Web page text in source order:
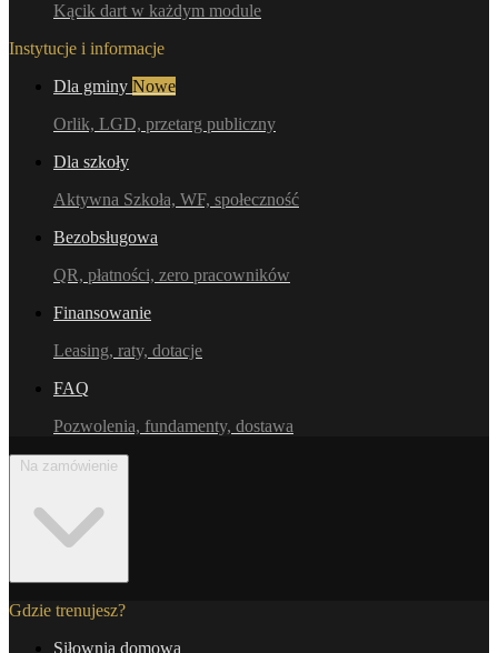
Kącik dart w każdym module
Instytucje i informacje
Dla gminy Nowe
Orlik, LGD, przetarg publiczny
Dla szkoły
Aktywna Szkoła, WF, społeczność
Bezobsługowa
QR, płatności, zero pracowników
Finansowanie
Leasing, raty, dotacje
FAQ
Pozwolenia, fundamenty, dostawa
Gdzie trenujesz?
Siłownia domowa